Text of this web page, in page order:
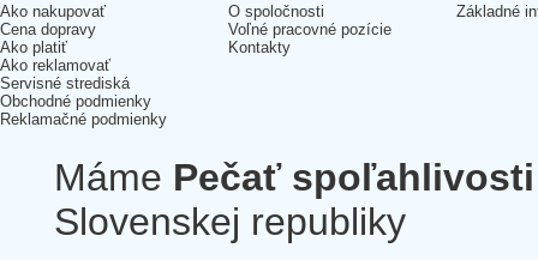
Ako nakupovať
Cena dopravy
Ako platiť
Ako reklamovať
Servisné strediská
Obchodné podmienky
Reklamačné podmienky
O spoločnosti
Voľné pracovné pozície
Kontakty
Základné
Máme Pečať spoľahlivosti
Slovenskej republiky